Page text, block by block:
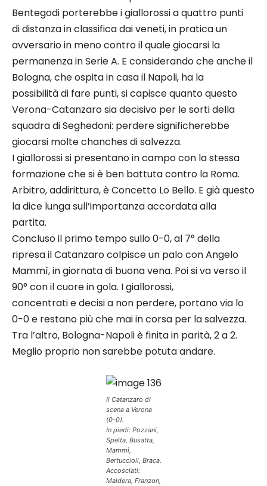
Bentegodi porterebbe i giallorossi a quattro punti
di distanza in classifica dai veneti, in pratica un
avversario in meno contro il quale giocarsi la
permanenza in Serie A. E considerando che anche il
Bologna, che ospita in casa il Napoli, ha la
possibilità di fare punti, si capisce quanto questo
Verona-Catanzaro sia decisivo per le sorti della
squadra di Seghedoni: perdere significherebbe
giocarsi molte chanches di salvezza.
I giallorossi si presentano in campo con la stessa
formazione che si è ben battuta contro la Roma.
Arbitro, addirittura, è Concetto Lo Bello. E già questo
la dice lunga sull’importanza accordata alla
partita.
Concluso il primo tempo sullo 0-0, al 7° della
ripresa il Catanzaro colpisce un palo con Angelo
Mammì, in giornata di buona vena. Poi si va verso il
90° con il cuore in gola. I giallorossi,
concentrati e decisi a non perdere, portano via lo
0-0 e restano più che mai in corsa per la salvezza.
Tra l’altro, Bologna-Napoli è finita in parità, 2 a 2.
Meglio proprio non sarebbe potuta andare.
Il Catanzaro di
scena a Verona
(0-0).
In piedi: Pozzani,
Spelta, Busatta,
Mammì,
Bertuccioli, Braca.
Accosciati:
Maldera, Franzon,